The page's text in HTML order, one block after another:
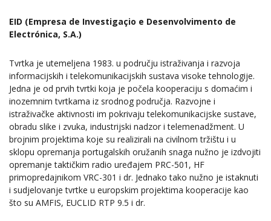
EID (Empresa de Investigaçio e Desenvolvimento de
Electrónica, S.A.)
Tvrtka je utemeljena 1983. u području istraživanja i razvoja
informacijskih i telekomunikacijskih sustava visoke tehnologije.
Jedna je od prvih tvrtki koja je počela kooperaciju s domaćim i
inozemnim tvrtkama iz srodnog područja. Razvojne i
istraživačke aktivnosti im pokrivaju telekomunikacijske sustave,
obradu slike i zvuka, industrijski nadzor i telemenadžment. U
brojnim projektima koje su realizirali na civilnom tržištu i u
sklopu opremanja portugalskih oružanih snaga nužno je izdvojiti
opremanje taktičkim radio uređajem PRC-501, HF
primopredajnikom VRC-301 i dr. Jednako tako nužno je istaknuti
i sudjelovanje tvrtke u europskim projektima kooperacije kao
što su AMFIS, EUCLID RTP 9.5 i dr.